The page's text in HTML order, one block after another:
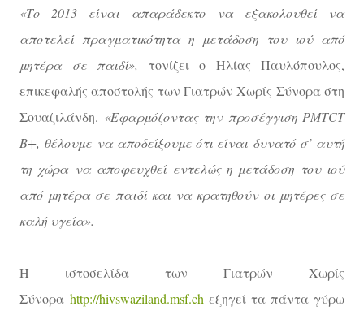
«Το 2013 είναι απαράδεκτο να εξακολουθεί να
αποτελεί πραγματικότητα η μετάδοση του ιού από
μητέρα σε παιδί», τονίζει ο Ηλίας Παυλόπουλος,
επικεφαλής αποστολής των Γιατρών Χωρίς Σύνορα στη
Σουαζιλάνδη. «Εφαρμόζοντας την προσέγγιση PMTCT
B+, θέλουμε να αποδείξουμε ότι είναι δυνατό σ’ αυτή
τη χώρα να αποφευχθεί εντελώς η μετάδοση του ιού
από μητέρα σε παιδί και να κρατηθούν οι μητέρες σε
καλή υγεία».
Η ιστοσελίδα των Γιατρών Χωρίς
Σύνορα http://hivswaziland.msf.ch εξηγεί τα πάντα γύρω